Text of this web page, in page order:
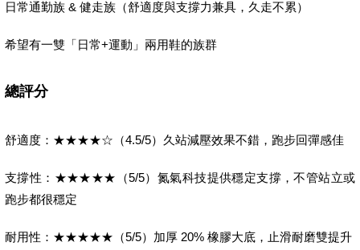
日常通勤族 & 健走族（舒適度與支撐力兼具，久走不累）
希望有一雙「日常+運動」兩用鞋的族群
總評分
舒適度：★★★★☆（4.5/5）久站減壓效果不錯，跑步回彈感佳
支撐性：★★★★★（5/5）氮氣科技提供穩定支撐，不管站立或
跑步都很穩定
耐用性：★★★★★（5/5）加厚 20% 橡膠大底，止滑耐磨雙提升